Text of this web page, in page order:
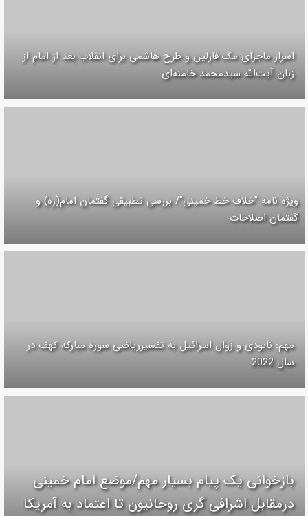
اسرار ماجرای مک فارلین و طرح هاشمی برای انقلاب بعد از امام از
زبان آیت‌الله سیدمحمد خامنه‌ای
ویژه نامه "خلاف خط خمینی"/ بررسی تطبیقی گفتمان امام(ره) و
گفتمان اصلاحات
مهم: نابودی و زوال اسرائیل به تفسیرریاضی سوره مبارکه کهف در
سال 2022
بازخوانی یک پیام بسیار مهم/موضع امام خمینی
درمقابل اشرافی گری روحانیون تا اعتماد به آمریکا